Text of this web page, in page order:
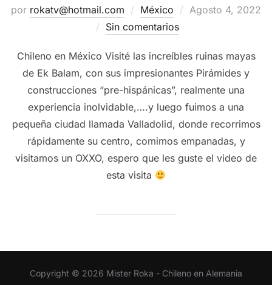
por rokatv@hotmail.com México
Publicado
Agosto 4, 2022
Sin comentarios
Chileno en México Visité las increíbles ruinas mayas
de Ek Balam, con sus impresionantes Pirámides y
construcciones “pre-hispánicas”, realmente una
experiencia inolvidable,….y luego fuimos a una
pequeña ciudad llamada Valladolid, donde recorrimos
rápidamente su centro, comimos empanadas, y
visitamos un OXXO, espero que les guste el video de
esta visita
Copyright © 2026 Mister Roka - Chileno en Alemania